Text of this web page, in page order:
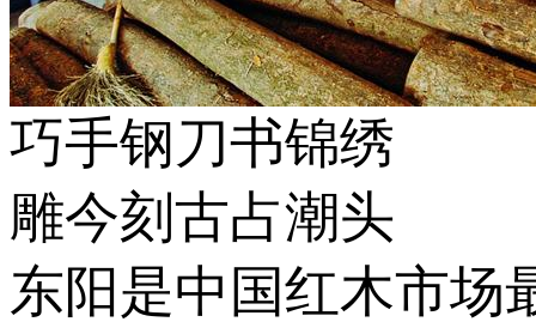
巧手钢刀书锦绣
雕今刻古占潮头
东阳是中国红木市场